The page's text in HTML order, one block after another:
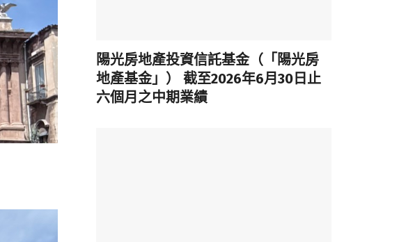
陽光房地產投資信託基金（「陽光房
地產基金」） 截至2026年6月30日止
六個月之中期業績